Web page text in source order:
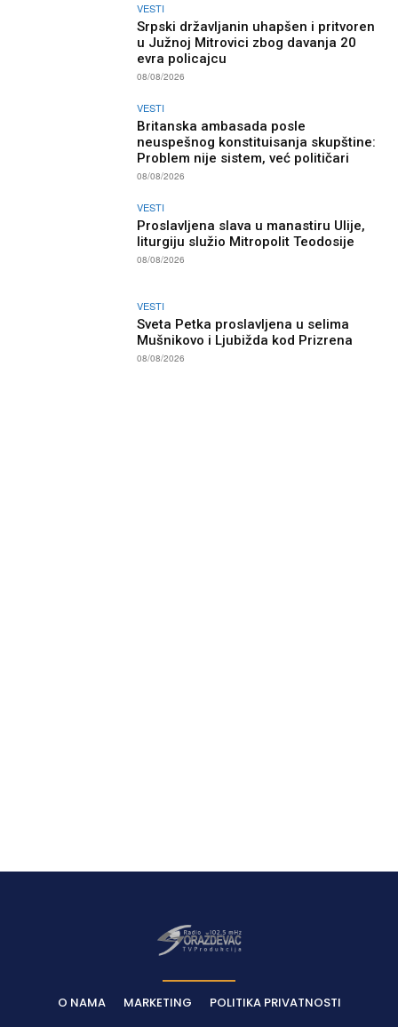
VESTI
Srpski državljanin uhapšen i pritvoren
u Južnoj Mitrovici zbog davanja 20
evra policajcu
08/08/2026
VESTI
Britanska ambasada posle
neuspešnog konstituisanja skupštine:
Problem nije sistem, već političari
08/08/2026
VESTI
Proslavljena slava u manastiru Ulije,
liturgiju služio Mitropolit Teodosije
08/08/2026
VESTI
Sveta Petka proslavljena u selima
Mušnikovo i Ljubižda kod Prizrena
08/08/2026
O NAMA MARKETING POLITIKA PRIVATNOSTI